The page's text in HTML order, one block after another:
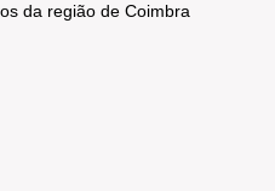
da região de Coimbra